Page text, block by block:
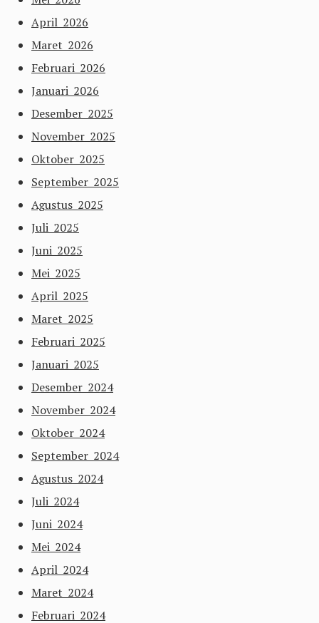
April 2026
Maret 2026
Februari 2026
Januari 2026
Desember 2025
November 2025
Oktober 2025
September 2025
Agustus 2025
Juli 2025
Juni 2025
Mei 2025
April 2025
Maret 2025
Februari 2025
Januari 2025
Desember 2024
November 2024
Oktober 2024
September 2024
Agustus 2024
Juli 2024
Juni 2024
Mei 2024
April 2024
Maret 2024
Februari 2024